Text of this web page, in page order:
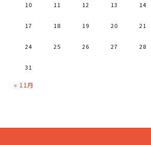
10 11 12 13 14
17 18 19 20 21
24 25 26 27 28
31
« 11月